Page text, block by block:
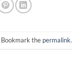
Bookmark the permalink.